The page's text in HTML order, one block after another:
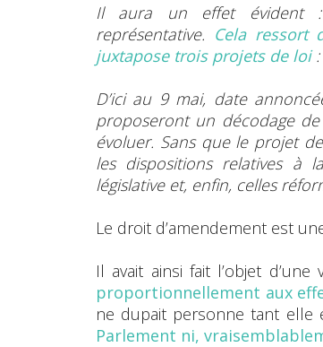
Il aura un effet évident :
représentative. Cela ressort
juxtapose trois projets de loi:
D’ici au 9 mai, date
proposeront un décodage
évoluer. Sans que le projet
les dispositions relatives à
législative et, enfin, celles
Le droit d’amendement est
Il avait ainsi fait l’objet
proportionnellement aux
ne dupait personne tant elle
Parlement ni,